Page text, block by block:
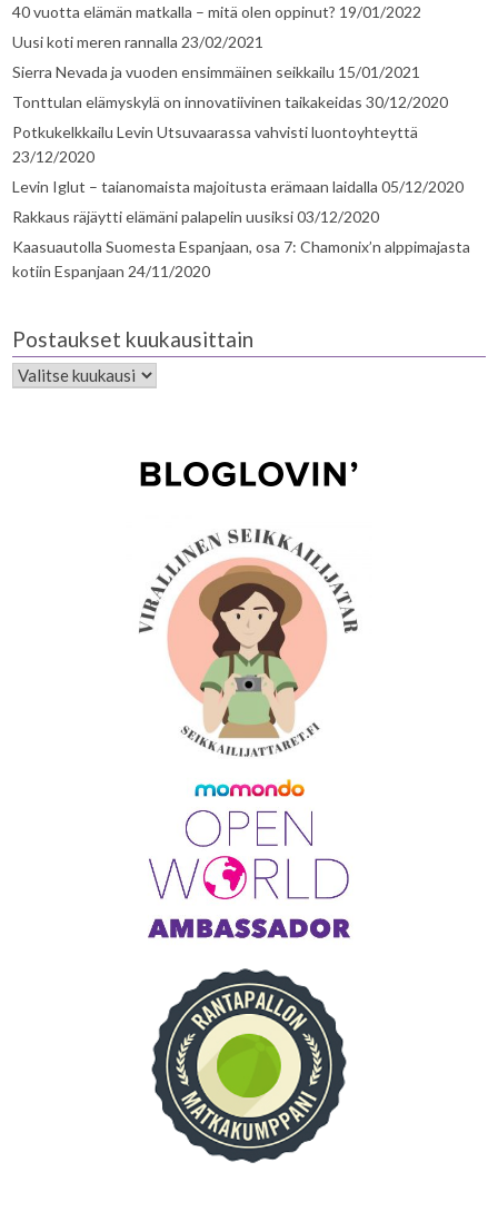
40 vuotta elämän matkalla – mitä olen oppinut? 19/01/2022
Uusi koti meren rannalla 23/02/2021
Sierra Nevada ja vuoden ensimmäinen seikkailu 15/01/2021
Tonttulan elämyskylä on innovatiivinen taikakeidas 30/12/2020
Potkukelkkailu Levin Utsuvaarassa vahvisti luontoyhteyttä
23/12/2020
Levin Iglut – taianomaista majoitusta erämaan laidalla 05/12/2020
Rakkaus räjäytti elämäni palapelin uusiksi03/12/2020
Kaasuautolla Suomesta Espanjaan, osa 7: Chamonix’n alppimajasta
kotiin Espanjaan 24/11/2020
Postaukset kuukausittain